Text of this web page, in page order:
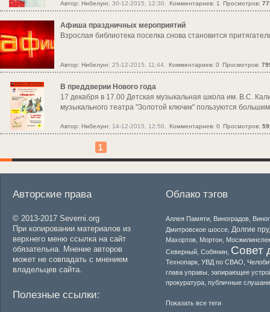
Автор: Нибелунг, 30-12-2015, 12:30. Комментариев: 1 Просмотров:
Афиша праздничных мероприятий
Взрослая библиотека поселка снова становится
Автор: Нибелунг, 25-12-2015, 11:44. Комментариев: 0 Просмотров:
В преддверии Нового года
17 декабря в 17.00 Детская музыкальная школа им. В.С.
музыкального театра "Золотой ключик" пользуются
Автор: Нибелунг, 14-12-2015, 12:50. Комментариев: 0 Просмотров:
1
Авторские права
© 2013-2017 Severni.org
При копировании материалов из
верхнего меню ссылка на сайт
обязательна. Мнение авторов
может не совпадать с мнением
владельцев сайта.
Полезные ссылки:
Облако тэгов
Аллея Памяти Виноградов
Дмитровское шоссе Долгие
Махортов Мортон
Северный Собянин Совет
Технопарк УВД по СВАО
глава управы запирающее
прокуратура публичные
Показать все теги